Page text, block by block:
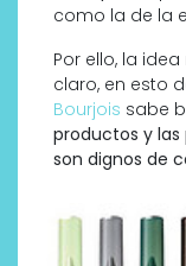
como la de la
Por ello, la
claro, en esto
Bourjois sabe
productos y
son dignos de